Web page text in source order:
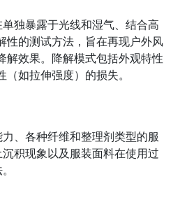
独暴露于光线和湿气、结合高
性的测试方法，旨在再现户外风
解效果。降解模式包括外观特性
（如拉伸强度）的损失。
、各种纤维和整理剂类型的服
积现象以及服装面料在使用过